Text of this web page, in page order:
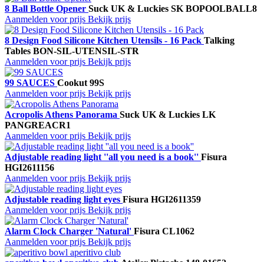
8 Ball Bottle Opener Suck UK & Luckies SK BOPOOLBALL8
Aanmelden voor prijs Bekijk prijs
8 Design Food Silicone Kitchen Utensils - 16 Pack Talking
Tables BON-SIL-UTENSIL-STR
Aanmelden voor prijs Bekijk prijs
99 SAUCES Cookut 99S
Aanmelden voor prijs Bekijk prijs
Acropolis Athens Panorama Suck UK & Luckies LK
PANGREACR1
Aanmelden voor prijs Bekijk prijs
Adjustable reading light ''all you need is a book'' Fisura
HGI2611156
Aanmelden voor prijs Bekijk prijs
Adjustable reading light eyes Fisura HGI2611359
Aanmelden voor prijs Bekijk prijs
Alarm Clock Charger 'Natural' Fisura CL1062
Aanmelden voor prijs Bekijk prijs